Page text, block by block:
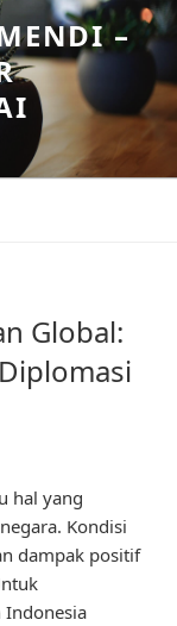
–
Global:
hal yang
Kondisi
dampak positif
Indonesia